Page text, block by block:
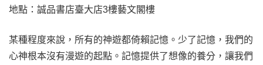
地點：誠品書店臺大店3樓藝文閣樓
某種程度來說，所有的神遊都倚賴記憶。少了記憶，我們的
心神根本沒有漫遊的起點。記憶提供了想像的養分，讓我們